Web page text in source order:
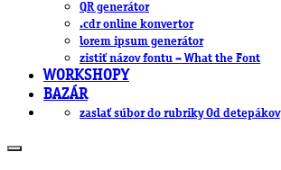
QR generátor
.cdr online konvertor
lorem ipsum generátor
zistiť názov fontu – What the Font
WORKSHOPY
BAZÁR
zaslať súbor do rubriky Od detepákov